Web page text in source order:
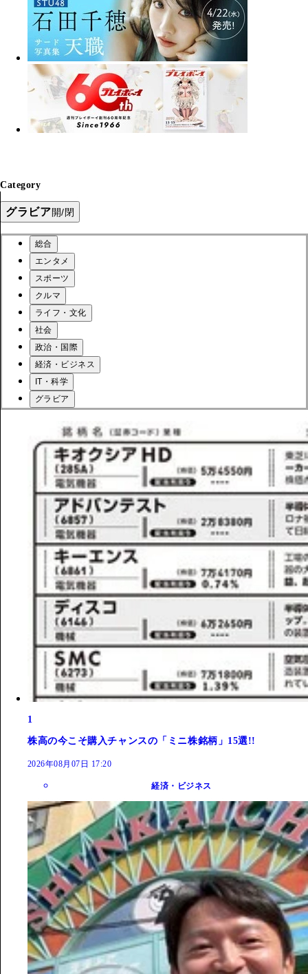
Category
グラビア開/閉
総合
エンタメ
スポーツ
クルマ
ライフ・文化
社会
政治・国際
経済・ビジネス
IT・科学
グラビア
1
株高の今こそ購入チャンスの「ミニ株銘柄」15選!!
2026年08月07日 17:20
経済・ビジネス